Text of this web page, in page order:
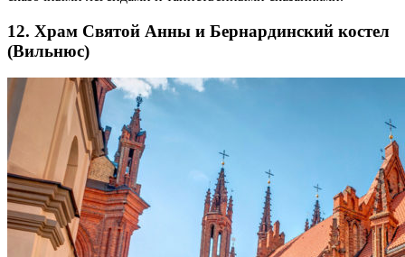
12. Храм Святой Анны и Бернардинский костел
(Вильнюс)